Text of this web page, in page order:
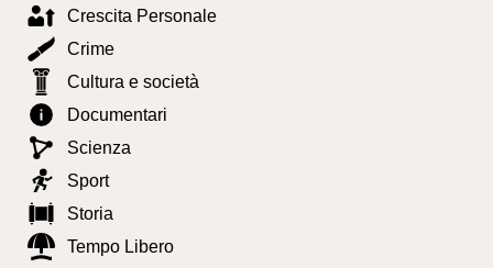
Crescita Personale
Crime
Cultura e società
Documentari
Scienza
Sport
Storia
Tempo Libero